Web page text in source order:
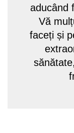
aducând
Vă
faceți și